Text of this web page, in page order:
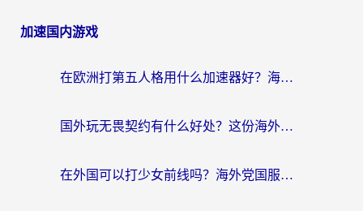
加速国内游戏
在欧洲打第五人格用什么加速器好？海外党亲测有效的国服游戏加速方案
国外玩无畏契约有什么好处？这份海外国服游戏加速指南帮你解决90%的卡顿问题
在外国可以打少女前线吗？海外党国服游戏畅玩终极指南（附避坑技巧）